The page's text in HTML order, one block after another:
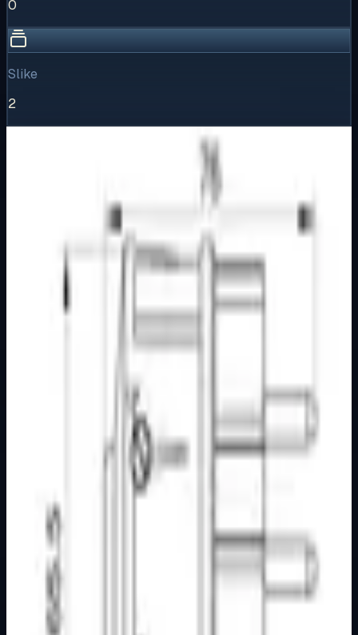
0
Slike
2
Puni prikaz
Galerija slika
Horizontalni pregled svih dostupnih vizuala proizvoda.
Osnovne informacije
UTIKAČI I SPOJKE
Osnovna kategorija
Način prikaza
Prezentacijski prikaz bez cijena, košarice, zaliha i
kupovine.
Kratak pregled